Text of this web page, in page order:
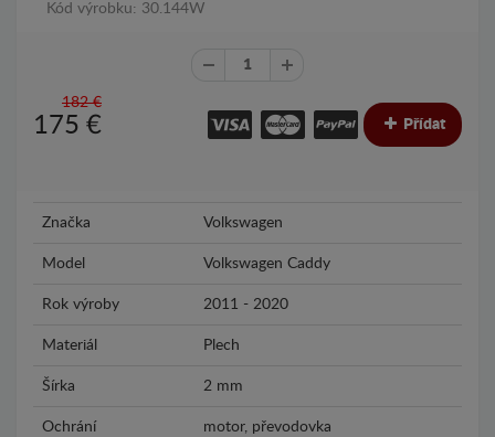
Kód výrobku: 30.144W
182 €
175 € Přídat
Značka Volkswagen
Model Volkswagen Caddy
Rok výroby 2011 - 2020
Materiál Plech
Šírka 2 mm
Ochrání motor, převodovka